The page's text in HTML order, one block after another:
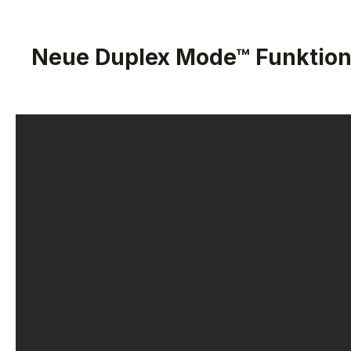
Neue Duplex Mode™ Funktion